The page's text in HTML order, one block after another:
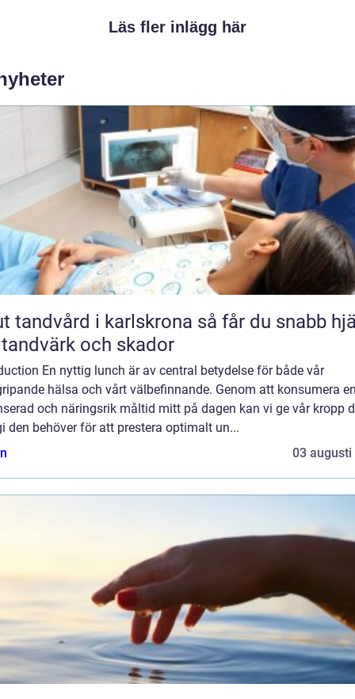
Läs fler inlägg här
i karlskrona så får du snabb hjälp
och skador
En nyttig lunch är av central betydelse för både vår
hälsa och vårt välbefinnande. Genom att konsumera
och näringsrik måltid mitt på dagen kan vi ge vår kropp
den behöver för att prestera optimalt un...
03 augusti